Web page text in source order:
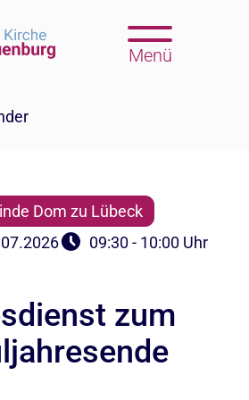
Menü
Dom zu Lübeck
09:30 - 10:00 Uhr
zum